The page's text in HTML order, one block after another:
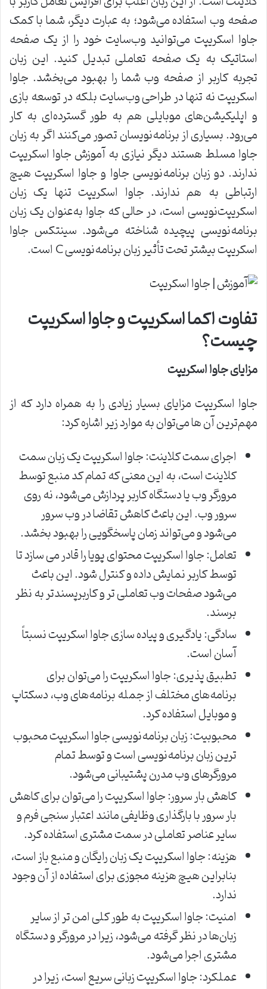
صفحه وب استفاده می‌شود؛ به عبارت دیگر، شما با کمک
جاوا اسکریپت می‌توانید وب‌سایت خود را از یک صفحه
استاتیک به یک صفحه تعاملی تبدیل کنید. این زبان
تجربه کاربر از صفحه وب شما را بهبود می‌بخشد. جاوا
اسکریپت نه تنها در طراحی وب‌سایت بلکه در توسعه بازی
و اپلیکیشن‌های موبایلی هم به طور گسترده‌ای به کار
می‌رود. بسیاری از برنامه‌نویسان تصور می‌کنند اگر به زبان
جاوا مسلط هستند دیگر نیازی به آموزش جاوا اسکریپت
ندارند. دو زبان برنامه‌نویسی جاوا و جاوا اسکریپت هیچ
ارتباطی به هم ندارند. جاوا اسکریپت تنها یک زبان
اسکریپت‌نویسی است، در حالی که جاوا به‌عنوان یک زبان
برنامه‌نویسی پیچیده شناخته می‌شود. سینتکس جاوا
اسکریپت بیشتر تحت تأثیر زبان برنامه‌نویسی C است.
تفاوت اکما اسکریپت و جاوا اسکریپت
چیست؟
مزایای جاوا اسکریپت
جاوا اسکریپت مزایای بسیار زیادی را به همراه دارد که از
مهم‌ترین آن ها می‌توان به موارد زیر اشاره کرد:
اجرای سمت کلاینت: جاوا اسکریپت یک زبان سمت
کلاینت است، به این معنی که تمام کد منبع توسط
مرورگر وب یا دستگاه کاربر پردازش می‌شود، نه روی
سرور وب. این باعث کاهش تقاضا در وب سرور
می‌شود و می‌تواند زمان پاسخگویی را بهبود بخشد.
تعامل: جاوا اسکریپت محتوای پویا را قادر می سازد تا
توسط کاربر نمایش داده و کنترل شود. این باعث
می‌شود صفحات وب تعاملی تر و کاربرپسندتر به نظر
برسند.
سادگی: یادگیری و پیاده سازی جاوا اسکریپت نسبتاً
آسان است.
تطبیق پذیری: جاوا اسکریپت را می‌توان برای
برنامه‌های مختلف از جمله برنامه‌های وب، دسکتاپ
و موبایل استفاده کرد.
محبوبیت: زبان برنامه‌نویسی جاوا اسکریپت محبوب
ترین زبان برنامه‌نویسی است و توسط تمام
مرورگرهای وب مدرن پشتیبانی می‌شود.
کاهش بار سرور: جاوا اسکریپت را می‌توان برای کاهش
بار سرور با بارگذاری وظایفی مانند اعتبار سنجی فرم و
سایر عناصر تعاملی در سمت مشتری استفاده کرد.
هزینه: جاوا اسکریپت یک زبان رایگان و منبع باز است،
بنابراین هیچ هزینه مجوزی برای استفاده از آن وجود
ندارد.
امنیت: جاوا اسکریپت به طور کلی امن تر از سایر
زبان‌ها در نظر گرفته می‌شود، زیرا در مرورگر و دستگاه
مشتری اجرا می‌شود.
عملکرد: جاوا اسکریپت زبانی سریع است، زیرا در